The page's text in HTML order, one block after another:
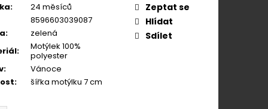
:
24 měsíců
8596603039087
:
zelená
:
Motýlek 100%
polyester
:
Vánoce
: šířka motýlku 7 cm
Zeptat se
Hlídat
Sdílet